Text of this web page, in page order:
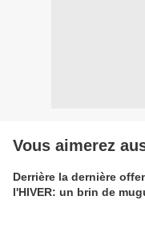
Vous aimerez
Derrière la dernière
l'HIVER: un brin de